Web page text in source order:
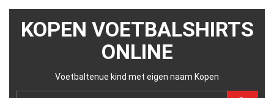
KOPEN VOETBALSHIRTS
ONLINE
Voetbaltenue kind met eigen naam Kopen